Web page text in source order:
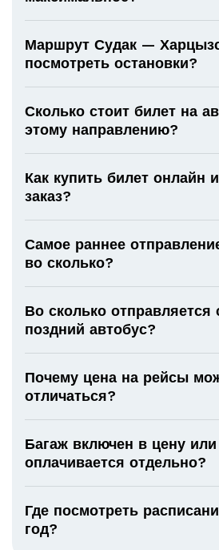
Маршрут Судак —
посмотреть остановки?
Сколько стоит билет на
этому направлению?
Как купить билет онлайн
заказ?
Самое раннее
во сколько?
Во сколько отправляется
поздний автобус?
Почему цена на рейсы
отличаться?
Багаж включен в цену или
оплачивается отдельно?
Где посмотреть
год?